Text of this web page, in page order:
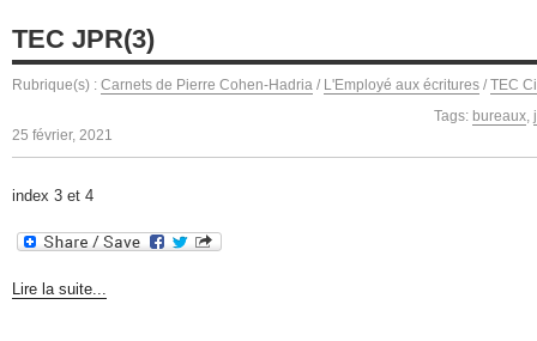
TEC JPR(3)
Rubrique(s) : Carnets de Pierre Cohen-Hadria / L'Employé aux écritures / TEC
Tags: bureaux,
25 février, 2021
index 3 et 4
Lire la suite...